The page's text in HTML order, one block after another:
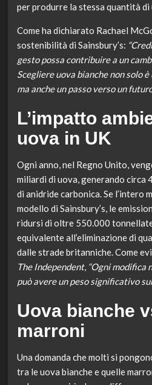
per produrre la stessa quantità di
Come ha dichiarato Rachael
sostenibilità di Sainsbury’s:
gesto possa contribuire a un
Scegliere uova bianche non solo
ma anche un passo verso un
L’impatto
uova in UK
Ogni anno, nel Regno Unito,
miliardi di uova, generando circa
di anidride carbonica. Se l’intero
modello di Sainsbury’s, le
ridursi di oltre 550.000
equivalente all’eliminazione di
dalle strade britanniche. Come
The Independent, “Ogni modifica
può avere un peso significativo
Uova bianche
marroni
Una domanda che molti si
tra le uova bianche e quelle